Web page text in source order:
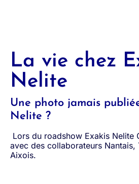
La vie chez
Nelite
Une photo jamais
Nelite ?
Lors du roadshow Exakis Nelite
avec des collaborateurs Nantais,
Aixois.